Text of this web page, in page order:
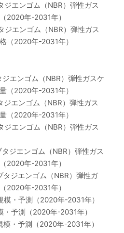
ジエンゴム（NBR）弾性ガス
2020年-2031年）
ジエンゴム（NBR）弾性ガス
（2020年-2031年）
エンゴム（NBR）弾性ガスケ
（2020年-2031年）
ジエンゴム（NBR）弾性ガス
（2020年-2031年）
ジエンゴム（NBR）弾性ガス
ジエンゴム（NBR）弾性ガス
2020年-2031年）
ジエンゴム（NBR）弾性ガ
2020年-2031年）
・予測（2020年-2031年）
予測（2020年-2031年）
・予測（2020年-2031年）